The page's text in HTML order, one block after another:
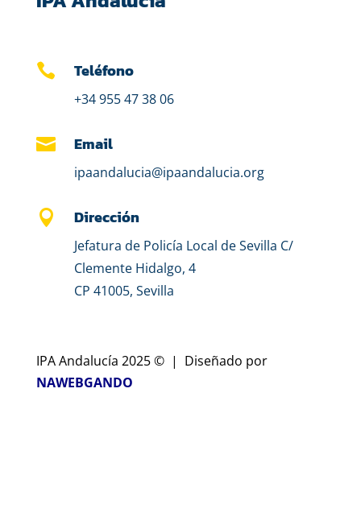
 Teléfono
+34 955 47 38 06
 Email
ipaandalucia@ipaandalucia.org
 Dirección
Jefatura de Policía Local de Sevilla C/
Clemente Hidalgo, 4
CP 41005, Sevilla
IPA Andalucía 2025 © | Diseñado por
NAWEBGANDO